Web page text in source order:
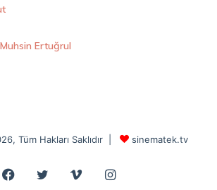
Muhsin Ertuğrul
Tüm Hakları Saklıdır | sinematek.tv
Facebook
Twitter VimeoInstagram